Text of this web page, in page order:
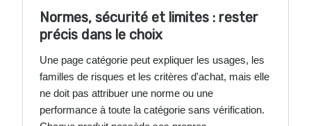
Normes, sécurité et limites : rester
précis dans le choix
Une page catégorie peut expliquer les usages, les
familles de risques et les critères d'achat, mais elle
ne doit pas attribuer une norme ou une
performance à toute la catégorie sans vérification.